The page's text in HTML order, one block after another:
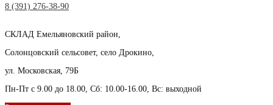
8 (391) 276-38-90
СКЛАД Емельяновский район,
Солонцовский сельсовет, село Дрокино,
ул. Московская, 79Б
Пн-Пт с 9.00 до 18.00, Сб: 10.00-16.00, Вс: выходной